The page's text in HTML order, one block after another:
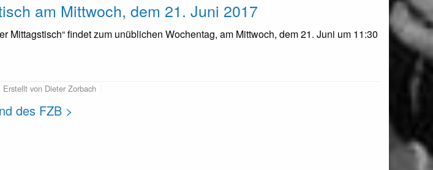
am Mittwoch, dem 21. Juni 2017
Mittagstisch“ findet zum unüblichen Wochentag, am Mittwoch, dem 21. Juni um 11:30
Erstellt von Dieter Zorbach
des FZB >